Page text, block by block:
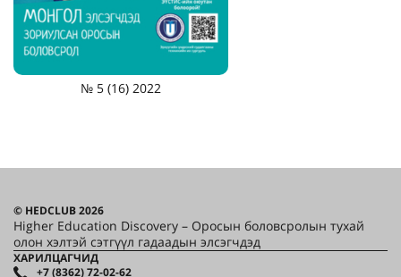
№ 5 (16) 2022
© HEDCLUB 2026
Higher Education Discovery – Оросын боловсролын тухай
олон хэлтэй сэтгүүл гадаадын элсэгчдэд
ХАРИЛЦАГЧИД
+7 (8362) 72-02-62